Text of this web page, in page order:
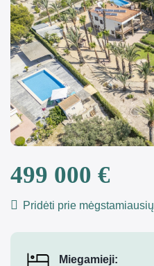
499 000 €
Pridėti prie mėgstamiausių
Miegamieji: